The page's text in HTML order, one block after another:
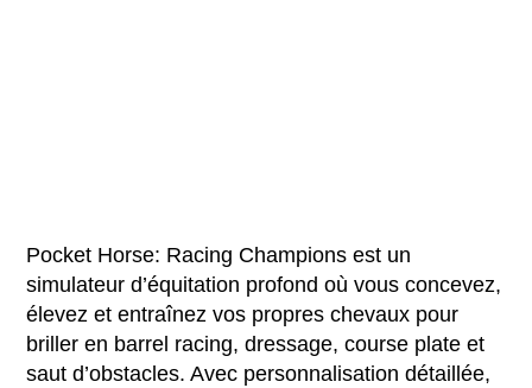
Pocket Horse: Racing Champions est un
simulateur d’équitation profond où vous concevez,
élevez et entraînez vos propres chevaux pour
briller en barrel racing, dressage, course plate et
saut d’obstacles. Avec personnalisation détaillée,